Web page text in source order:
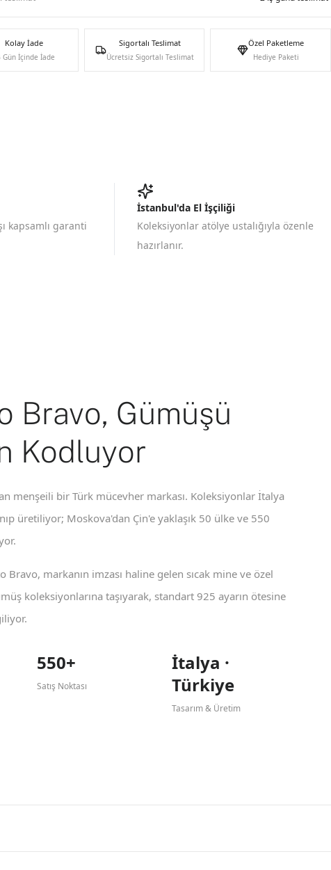
Kolay İade
Gün İçinde İade
Sigortalı Teslimat
Ücretsiz Sigortalı Teslimat
Özel Paketleme
Hediye Paketi
kapsamlı garanti
İstanbul'da El İşçiliği
Koleksiyonlar atölye ustalığıyla özenle
hazırlanır.
Bravo, Gümüşü
Kodluyor
menşeili bir Türk mücevher markası. Koleksiyonlar İtalya
üretiliyor; Moskova'dan Çin'e yaklaşık 50 ülke ve 550
Bravo, markanın imzası haline gelen sıcak mine ve özel
koleksiyonlarına taşıyarak, standart 925 ayarın ötesine
550+
Satış Noktası
İtalya ·
Türkiye
Tasarım & Üretim